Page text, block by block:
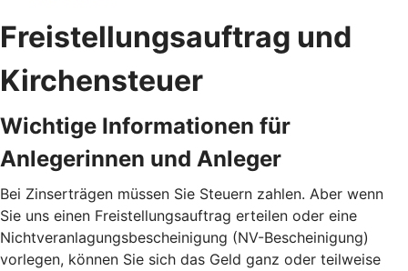
Freistellungsauftrag und
Kirchensteuer
Wichtige Informationen für
Anlegerinnen und Anleger
Bei Zinserträgen müssen Sie Steuern zahlen. Aber wenn
Sie uns einen Freistellungsauftrag erteilen oder eine
Nichtveranlagungsbescheinigung (NV-Bescheinigung)
vorlegen, können Sie sich das Geld ganz oder teilweise